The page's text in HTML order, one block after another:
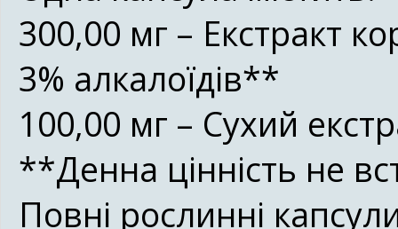
300,00 мг – Екстракт
3% алкалоїдів**
100,00 мг – Сухий
**Денна цінність не
Повні рослинні